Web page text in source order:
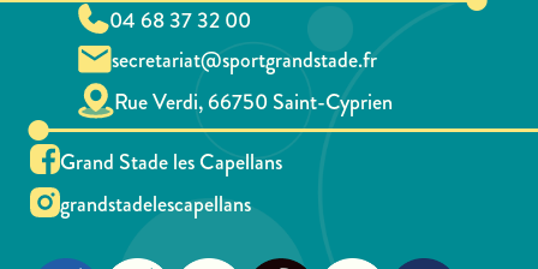
04 68 37 32 00
secretariat@sportgrandstade.fr
Rue Verdi, 66750 Saint-Cyprien
Grand Stade les Capellans
grandstadelescapellans